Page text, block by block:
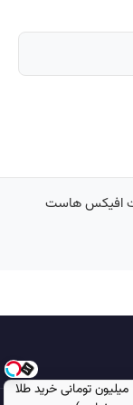
وام فوری 100 میلیون تومانی خرید طلا
افیکس هاست